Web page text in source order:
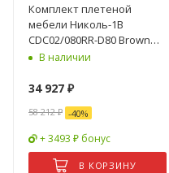
Комплект плетеной
мебели Николь-1B
CDC02/080RR-D80 Brown
(4+1)В наличии
34 927 ₽
58 212₽ -40%
+ 3493 ₽ бонус
В КОРЗИНУ